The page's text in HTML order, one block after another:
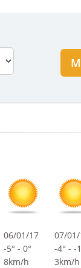
06/01/17
-5° - 0°
8km/h
07/
-4° - -
3km/h